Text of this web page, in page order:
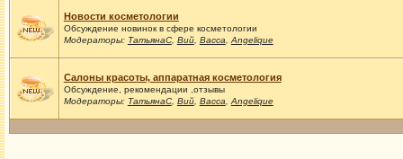
Новости косметологии
Обсуждение новинок в сфере косметологии
Модераторы: ТатьянаС, Вий, Васса Angelique
Салоны красоты, аппаратная косметология
Обсуждение, рекомендации ,отзывы
Модераторы: ТатьянаС, Вий, Васса Angelique